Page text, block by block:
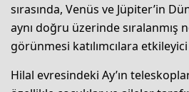
sırasında, Venüs ve Jüpiter’in
aynı doğru üzerinde sıralanmış
görünmesi katılımcılara
Hilal evresindeki Ay’ın